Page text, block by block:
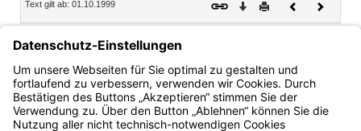
Text gilt ab: 01.10.1999
Download
DruckenVorheriges
I.A. Dr. Quint
Ministerialdirektor